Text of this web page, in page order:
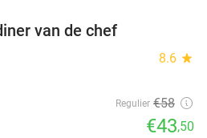
van de chef
8.6 star
Regulier €58
€43,50